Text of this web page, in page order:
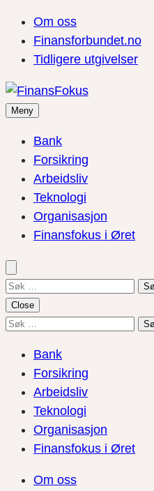
Om oss
Finansforbundet.no
Tidligere utgivelser
Meny
Bank
Forsikring
Arbeidsliv
Teknologi
Organisasjon
Finansfokus i Øret
Søk
etter:
Close
Søk
Bank
Forsikring
Arbeidsliv
Teknologi
Organisasjon
Finansfokus i Øret
Om oss